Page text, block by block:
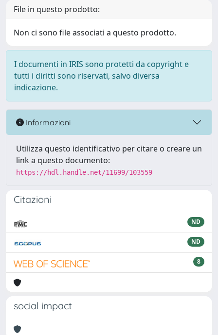
File in questo prodotto:
Non ci sono file associati a questo prodotto.
I documenti in IRIS sono protetti da copyright e
tutti i diritti sono riservati, salvo diversa
indicazione.
Informazioni
Utilizza questo identificativo per citare o creare un
link a questo documento:
https://hdl.handle.net/11699/103559
Citazioni
ND
ND
8
social impact